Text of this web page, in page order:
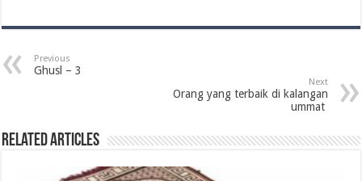
Previous
Ghusl – 3
Next
Orang yang terbaik di kalangan
ummat ‎
Related Articles